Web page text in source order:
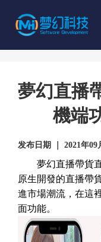
夢幻直播
機端
发布日期 ｜ 2021年09
夢幻直播帶貨
原生開發的直播帶
進市場潮流，在這
面功能。